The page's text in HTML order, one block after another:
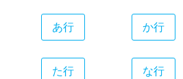
あ行 か行
た行 な行